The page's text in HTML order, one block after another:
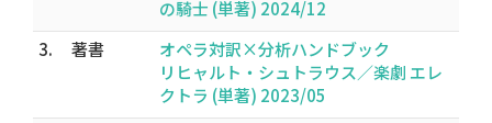
の騎士 (単著) 2024/12
3.
著書
オペラ対訳×分析ハンドブック
リヒャルト・シュトラウス／楽劇 エレ
クトラ (単著) 2023/05